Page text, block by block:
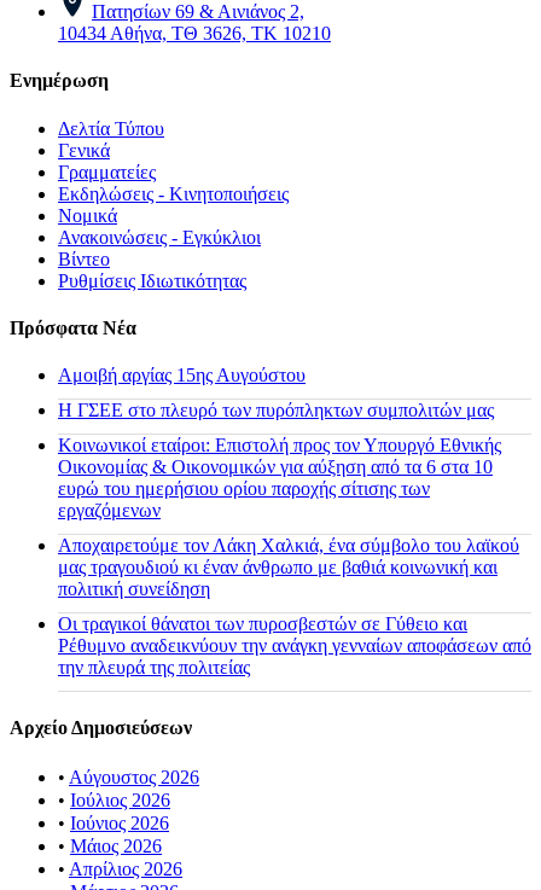
Πατησίων 69 & Αινιάνος 2,
10434 Αθήνα, ΤΘ 3626, ΤΚ 10210
Ενημέρωση
Δελτία Τύπου
Γενικά
Γραμματείες
Εκδηλώσεις - Κινητοποιήσεις
Νομικά
Ανακοινώσεις - Εγκύκλιοι
Βίντεο
Ρυθμίσεις Ιδιωτικότητας
Πρόσφατα Νέα
Αμοιβή αργίας 15ης Αυγούστου
H ΓΣΕΕ στο πλευρό των πυρόπληκτων συμπολιτών μας
Κοινωνικοί εταίροι: Επιστολή προς τον Υπουργό Εθνικής
Οικονομίας & Οικονομικών για αύξηση από τα 6 στα 10
ευρώ του ημερήσιου ορίου παροχής σίτισης των
εργαζόμενων
Αποχαιρετούμε τον Λάκη Χαλκιά, ένα σύμβολο του λαϊκού
μας τραγουδιού κι έναν άνθρωπο με βαθιά κοινωνική και
πολιτική συνείδηση
Οι τραγικοί θάνατοι των πυροσβεστών σε Γύθειο και
Ρέθυμνο αναδεικνύουν την ανάγκη γενναίων αποφάσεων από
την πλευρά της πολιτείας
Αρχείο Δημοσιεύσεων
• Αύγουστος 2026
• Ιούλιος 2026
• Ιούνιος 2026
• Μάιος 2026
• Απρίλιος 2026